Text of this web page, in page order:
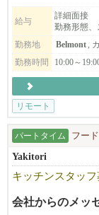
は在住経験のある
頂けます。
給与
詳細面接
勤務形態、
勤務地
Belmont
,
勤務時間
10:00～
リモート
パートタイム フー
Yakitori
キッチンスタッ
会社からのメッ